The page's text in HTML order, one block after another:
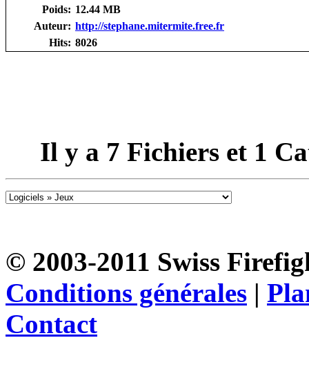
Poids: 12.44 MB
Auteur: http://stephane.mitermite.free.fr
Hits: 8026
Il y a 7 Fichiers et 1
© 2003-2011 Swiss
Conditions générales |
Contact